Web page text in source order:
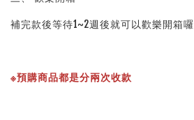
補完款後等待1~2週後就可以歡樂開箱囉
※預購商品都是分兩次收款